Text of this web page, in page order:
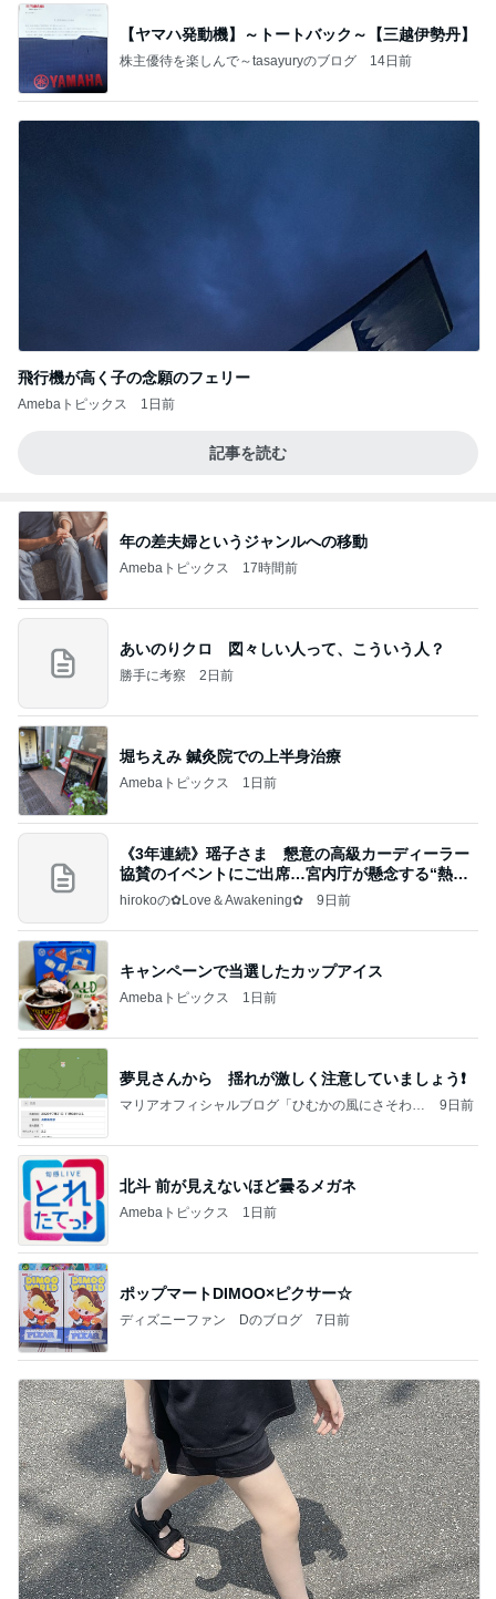
【ヤマハ発動機】～トートバック～【三越伊勢丹】
株主優待を楽しんで～tasayuryのブログ 14日前
飛行機が高く子の念願のフェリー
Amebaトピックス 1日前
記事を読む
年の差夫婦というジャンルへの移動
Amebaトピックス 17時間前
あいのりクロ 図々しい人って、こういう人？
勝手に考察 2日前
堀ちえみ 鍼灸院での上半身治療
Amebaトピックス 1日前
《3年連続》瑶子さま 懇意の高級カーディーラー
協賛のイベントにご出席…宮内庁が懸念する“熱心
すぎ
hirokoの✿Love＆Awakening✿ 9日前
キャンペーンで当選したカップアイス
Amebaトピックス 1日前
夢見さんから 揺れが激しく注意していましょう❗️
マリアオフィシャルブログ「ひむかの風にさそわれ
9日前
北斗 前が見えないほど曇るメガネ
Amebaトピックス 1日前
ポップマートDIMOO×ピクサー☆
ディズニーファン Dのブログ 7日前